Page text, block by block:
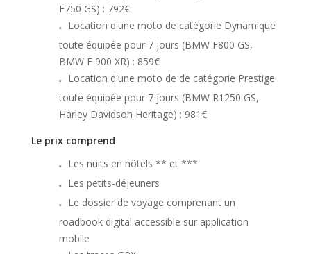
F750 GS) : 792€
Location d'une moto de catégorie Dynamique
toute équipée pour 7 jours (BMW F800 GS,
BMW F 900 XR) : 859€
Location d'une moto de de catégorie Prestige
toute équipée pour 7 jours (BMW R1250 GS,
Harley Davidson Heritage) : 981€
Le prix comprend
Les nuits en hôtels ** et ***
Les petits-déjeuners
Le dossier de voyage comprenant un
roadbook digital accessible sur application
mobile